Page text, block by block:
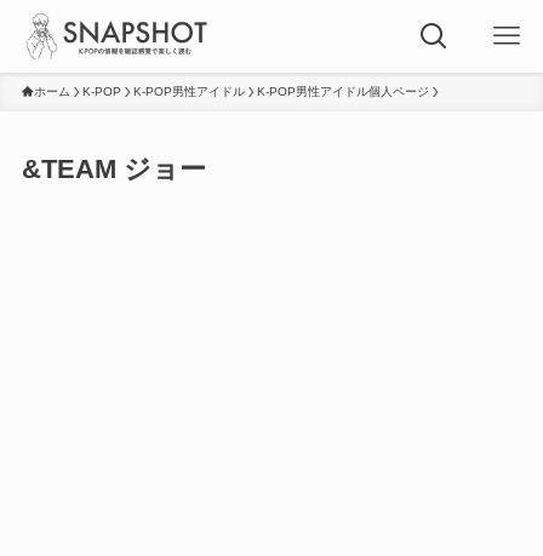
ホーム K-POP K-POP男性アイドル K-POP男性アイドル個人ページ
&TEAM ジョー